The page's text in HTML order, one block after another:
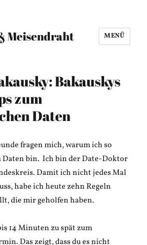
Meisendraht MENÜ
Bakauskys
zum
Daten
fragen mich, warum ich so
Daten bin. Ich bin der Date-Doktor
Damit ich nicht jedes Mal
habe ich heute zehn Regeln
die mir geholfen haben.
14 Minuten zu spät zum
Das zeigt, dass du es nicht